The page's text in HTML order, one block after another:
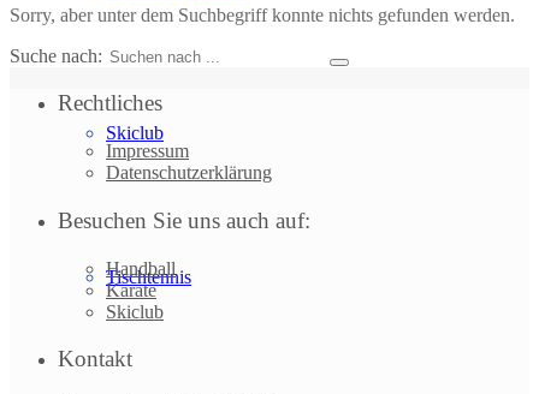
Skiclub
Tischtennis
Sorry, aber unter dem Suchbegriff konnte nichts gefunden werden.
Suche nach:
Rechtliches
Impressum
Datenschutzerklärung
Besuchen Sie uns auch auf:
Handball
Karate
Skiclub
Kontakt